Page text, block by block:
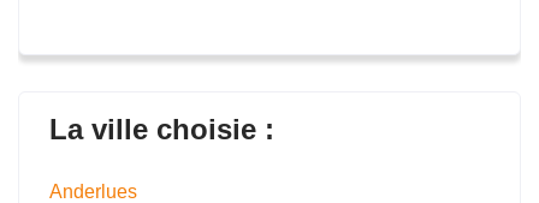
La ville choisie :
Anderlues